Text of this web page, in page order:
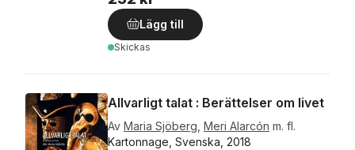
Lägg till
Skickas
Allvarligt talat : Berättelser om livet
Av Maria Sjöberg Meri Alarcón m. fl.
Kartonnage, Svenska, 2018